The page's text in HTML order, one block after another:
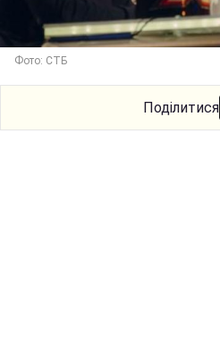
Фото: СТБ
Поділитися